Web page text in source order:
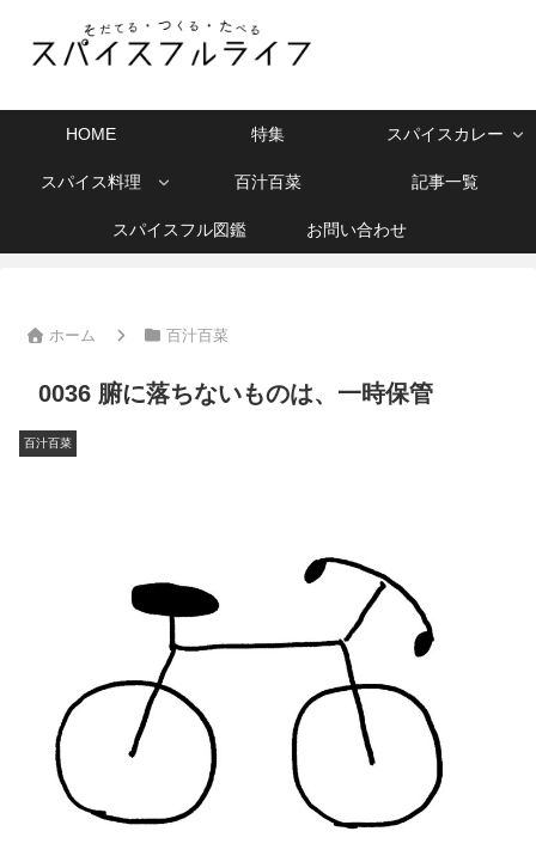
HOME 特集 スパイスカレー
スパイス料理 百汁百菜 記事一覧
スパイスフル図鑑 お問い合わせ
ホーム 百汁百菜
0036 腑に落ちないものは、一時保管
百汁百菜